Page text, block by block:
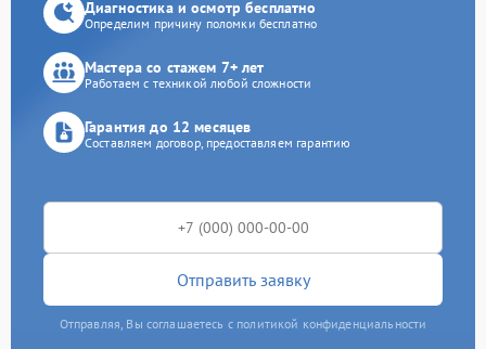
Диагностика и осмотр бесплатно
Определим причину поломки бесплатно
Мастера со стажем 7+ лет
Работаем с техникой любой сложности
Гарантия до 12 месяцев
Составляем договор, предоставляем гарантию
Отправить заявку
Отправляя, Вы соглашаетесь с политикой конфиденциальности